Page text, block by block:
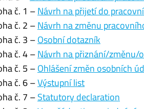
č. 1 –Návrh na přijetí do
č. 2 –Návrh na změnu
č. 3 –Osobní dotazník
č. 4 –Návrh na přiznání/změnu/
č. 5 –Ohlášení změn osobních
č. 6 –Výstupní list
č. 7 –Statutory declaration